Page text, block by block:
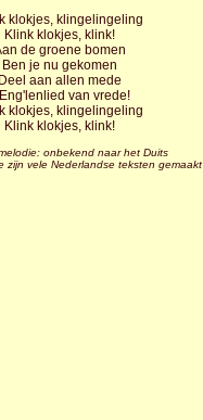
klokjes, klingelingeling
Klink klokjes, klink!
de groene bomen
Ben je nu gekomen
Deel aan allen mede
van vrede!
klokjes, klingelingeling
Klink klokjes, klink!
elodie: onbekend naar het Duits
zijn vele Nederlandse teksten gemaakt